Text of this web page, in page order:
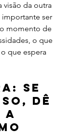
visão da outra
importante ser
momento de
o que
que espera
se
dê
a